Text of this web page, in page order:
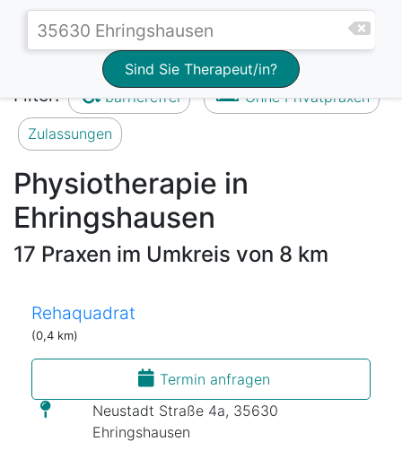
Sind Sie Therapeut/in?
Filter: barrierefrei Ohne Privatpraxen
Zulassungen
Physiotherapie in
Ehringshausen
17 Praxen im Umkreis von 8 km
Rehaquadrat
(0,4 km)
Termin anfragen
Neustadt Straße 4a, 35630
Ehringshausen